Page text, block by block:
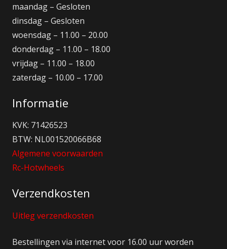
maandag – Gesloten
dinsdag – Gesloten
woensdag – 11.00 – 20.00
donderdag – 11.00 – 18.00
vrijdag – 11.00 – 18.00
zaterdag – 10.00 – 17.00
Informatie
KVK: 71426523
BTW: NL001520066B68
Algemene voorwaarden
Rc-Hotwheels
Verzendkosten
Uitleg verzendkosten
Bestellingen via internet voor 16.00 uur worden